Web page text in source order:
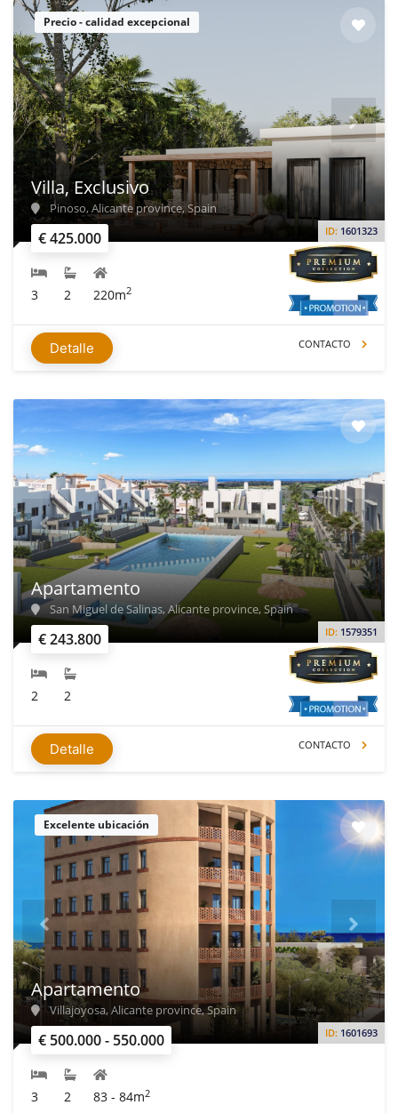
Precio - calidad excepcional
€ 425.000 ID: 1601323
Villa, Exclusivo
Pinoso, Alicante province, Spain
3 2 220m2
Detalle CONTACTO
€ 243.800 ID: 1579351
Apartamento
San Miguel de Salinas, Alicante province, Spain
2 2
Detalle CONTACTO
Excelente ubicación
€ 500.000 - 550.000 ID: 1601693
Apartamento
Villajoyosa, Alicante province, Spain
3 2 83 - 84m2